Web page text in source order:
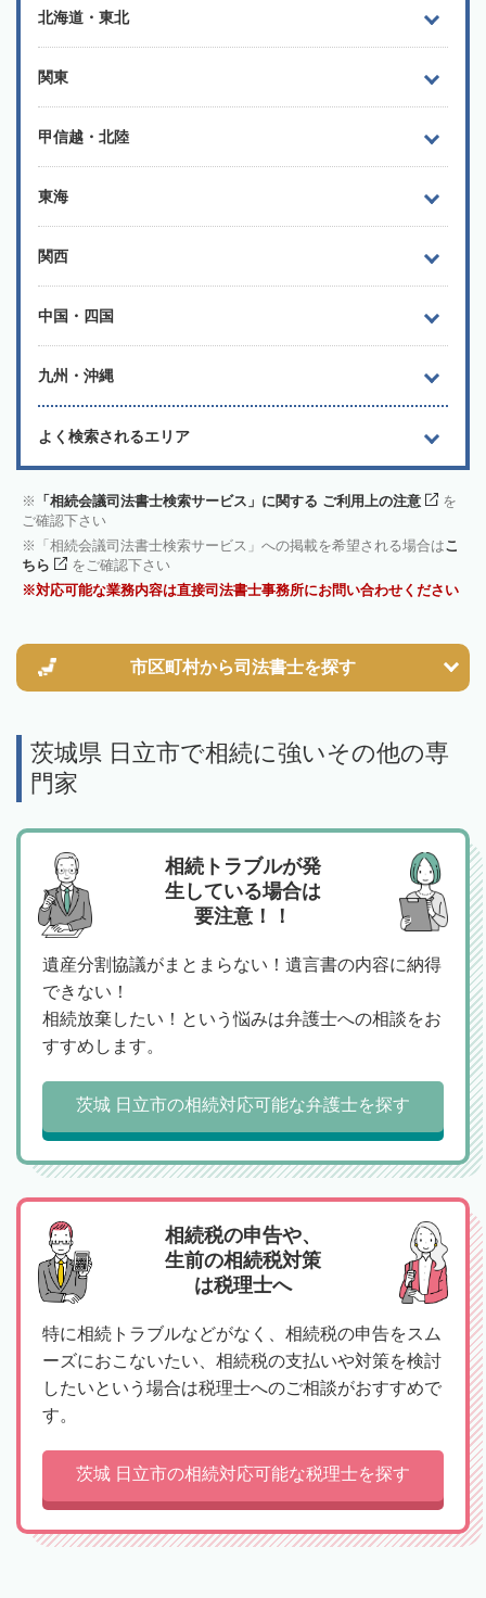
北海道・東北
関東
甲信越・北陸
東海
関西
中国・四国
九州・沖縄
よく検索されるエリア
「相続会議司法書士検索サービス」に関する ご利用上の注意
を
ご確認下さい
「相続会議司法書士検索サービス」への掲載を希望される場合はこ
ちら
をご確認下さい
対応可能な業務内容は直接司法書士事務所にお問い合わせください
市区町村から司法書士を探す
茨城県 日立市で相続に強いその他の専
門家
相続トラブルが発
生している場合は
要注意！！
遺産分割協議がまとまらない！遺言書の内容に納得
できない！
相続放棄したい！という悩みは弁護士への相談をお
すすめします。
茨城 日立市の相続対応可能な弁護士を探す
相続税の申告や、
生前の相続税対策
は税理士へ
特に相続トラブルなどがなく、相続税の申告をスム
ーズにおこないたい、相続税の支払いや対策を検討
したいという場合は税理士へのご相談がおすすめで
す。
茨城 日立市の相続対応可能な税理士を探す